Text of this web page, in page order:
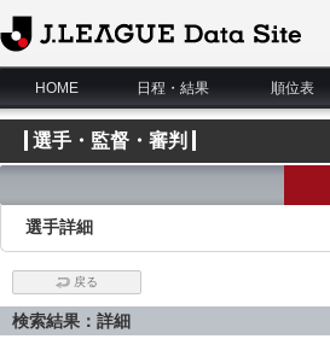
J.League Data Site
HOME
日程・結果 順位表
選手・監督・審判
選手詳細
戻る
検索結果：詳細